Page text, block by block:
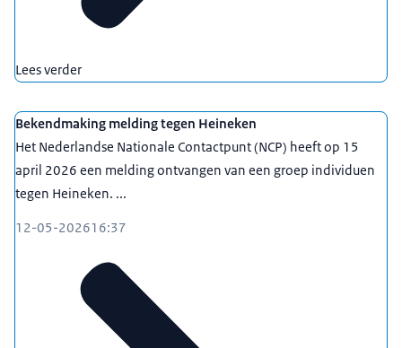
Lees verder
Bekendmaking melding tegen Heineken
Het Nederlandse Nationale Contactpunt (NCP) heeft op 15
april 2026 een melding ontvangen van een groep individuen
tegen Heineken. ...
12-05-202616:37